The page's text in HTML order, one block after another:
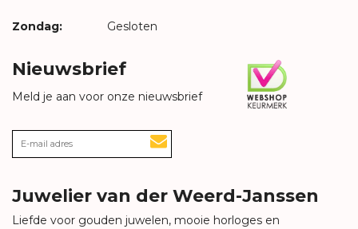
Zondag: Gesloten
Nieuwsbrief
Meld je aan voor onze nieuwsbrief
Juwelier van der Weerd-Janssen
Liefde voor gouden juwelen, mooie horloges en